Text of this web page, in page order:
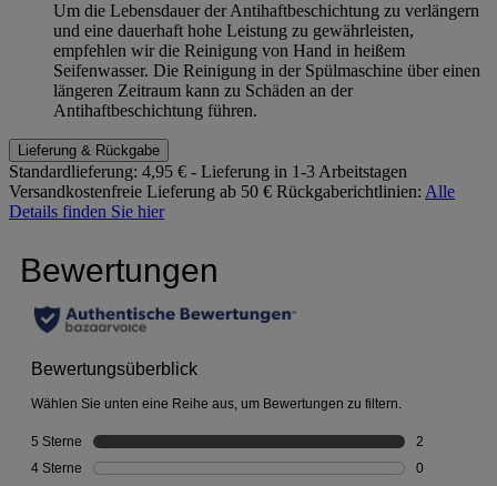
Um die Lebensdauer der Antihaftbeschichtung zu verlängern
und eine dauerhaft hohe Leistung zu gewährleisten,
empfehlen wir die Reinigung von Hand in heißem
Seifenwasser. Die Reinigung in der Spülmaschine über einen
längeren Zeitraum kann zu Schäden an der
Antihaftbeschichtung führen.
Lieferung & Rückgabe
Standardlieferung: 4,95 € - Lieferung in 1-3 Arbeitstagen
Versandkostenfreie Lieferung ab 50 € Rückgaberichtlinien: Alle
Details finden Sie hier